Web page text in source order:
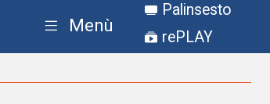
Menù
Palinsesto
rePLAY